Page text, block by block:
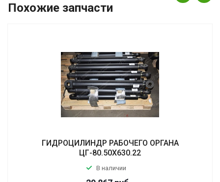
Похожие запчасти
ГИДРОЦИЛИНДР РАБОЧЕГО ОРГАНА
ЦГ-80.50Х630.22
В наличии